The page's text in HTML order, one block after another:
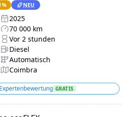
% NEU
2025
70 000 km
Vor 2 stunden
Diesel
Automatisch
Coimbra
Expertenbewertung GRATIS